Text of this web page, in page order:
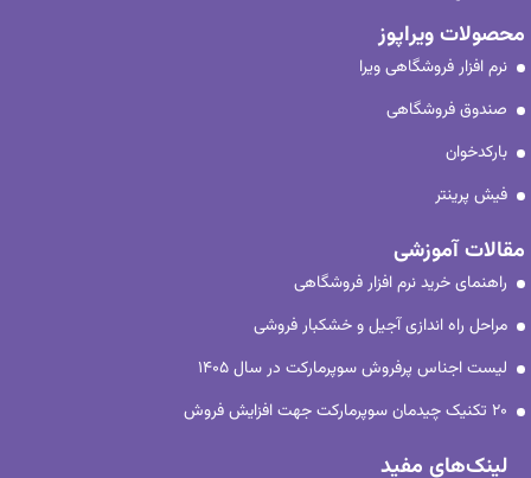
محصولات ویراپوز
نرم افزار فروشگاهی ویرا
صندوق فروشگاهی
بارکدخوان
فیش پرینتر
مقالات آموزشی
راهنمای خرید نرم افزار فروشگاهی
مراحل راه اندازی آجیل و خشکبار فروشی
لیست اجناس پرفروش سوپرمارکت در سال ۱۴۰۵
۲۰ تکنیک چیدمان سوپرمارکت جهت افزایش فروش
لینک‌های مفید